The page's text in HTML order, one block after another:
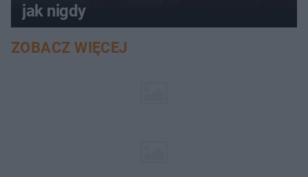
jak nigdy
ZOBACZ WIĘCEJ